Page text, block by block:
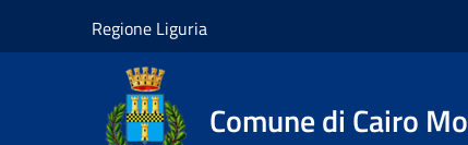
Regione Liguria
Comune di Cairo